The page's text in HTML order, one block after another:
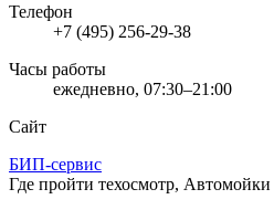
Телефон
+7 (495) 256-29-38
Часы работы
ежедневно, 07:30–21:00
Сайт
БИП-сервис
Где пройти техосмотр, Автомойки